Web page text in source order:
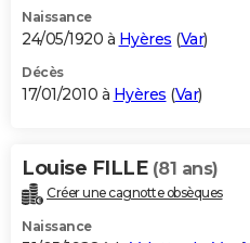
Naissance
24/05/1920 à Hyères (Var)
Décès
17/01/2010 à Hyères (Var)
Louise FILLE (81 ans)
Créer une cagnotte obsèques
Naissance